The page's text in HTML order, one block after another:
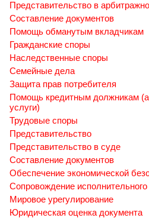
Представительство в
Составление документов
Помощь обманутым вкладчикам
Гражданские споры
Наследственные споры
Семейные дела
Защита прав потребителя
Помощь кредитным должникам
услуги)
Трудовые споры
Представительство
Представительство в суде
Составление документов
Обеспечение экономической
Сопровождение
Мировое урегулирование
Юридическая оценка документа